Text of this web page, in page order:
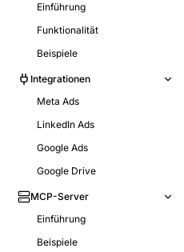
Einführung
Funktionalität
Beispiele
Integrationen
Meta Ads
LinkedIn Ads
Google Ads
Google Drive
MCP-Server
Einführung
Beispiele